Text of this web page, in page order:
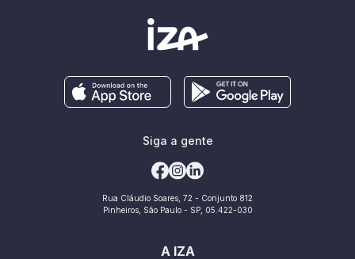
Siga a gente
Rua Cláudio Soares, 72 - Conjunto 812
Pinheiros, São Paulo - SP, 05.422-030
A IZA